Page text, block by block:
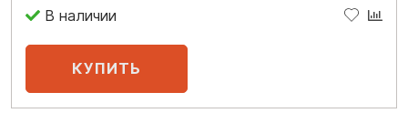
В наличии